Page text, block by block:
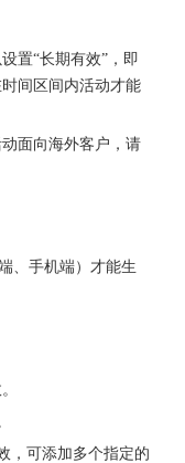
置“长期有效”，即
间区间内活动才能
面向海外客户，请
、手机端）才能生
，可添加多个指定的